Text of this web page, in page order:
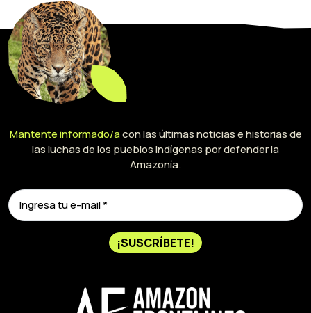
Mantente informado/acon las últimas noticias e historias de
las luchas de los pueblos indígenas por defender la
Amazonía.
¡SUSCRÍBETE!